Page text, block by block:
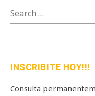
SEARCH
INSCRIBITE HOY!!!
Consulta